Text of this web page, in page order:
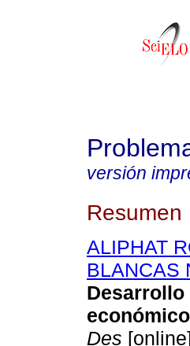
versión
Resumen
ALIPHAT
BLANCAS
Desarrollo
Des